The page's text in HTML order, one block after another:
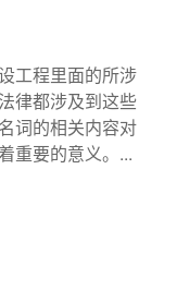
工程里面的所涉
律都涉及到这些
词的相关内容对
重要的意义。...